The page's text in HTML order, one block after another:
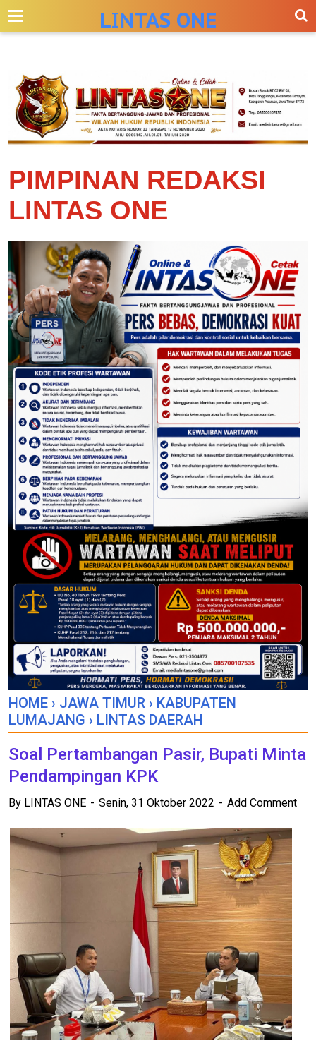
--> LINTAS ONE
PIMPINAN REDAKSI
LINTAS ONE
HOME › JAWA TIMUR › KABUPATEN
LUMAJANG › LINTAS DAERAH
Soal Pertambangan Pasir, Bupati Minta
Pendampingan KPK
By LINTAS ONE Senin, 31 Oktober 2022 Add Comment